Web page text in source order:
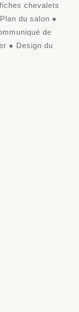
chevalets
du salon ●
de
● Design du